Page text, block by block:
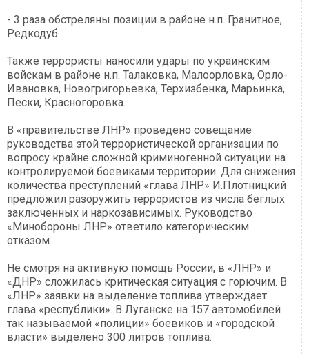
- 3 раза обстреляны позиции в районе н.п. Гранитное,
Редкодуб.
Также террористы наносили удары по украинским
войскам в районе н.п. Талаковка, Малоорловка, Орло-
Ивановка, Новогригорьевка, Терхизбенка, Марьинка,
Пески, Красногоровка.
В «правительстве ЛНР» проведено совещание
руководства этой террористической организации по
вопросу крайне сложной криминогенной ситуации на
контролируемой боевиками территории. Для снижения
количества преступлений «глава ЛНР» И.Плотницкий
предложил разоружить террористов из числа беглых
заключенных и наркозависимых. Руководство
«Минобороны ЛНР» ответило категорическим
отказом.
Не смотря на активную помощь России, в «ЛНР» и
«ДНР» сложилась критическая ситуация с горючим. В
«ЛНР» заявки на выделение топлива утверждает
глава «республики». В Луганске на 157 автомобилей
так называемой «полиции» боевиков и «городской
власти» выделено 300 литров топлива.